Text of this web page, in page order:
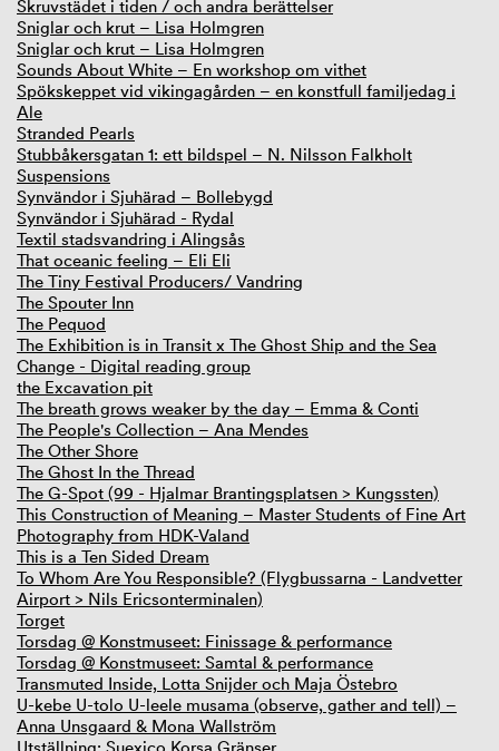
Skruvstädet i tiden / och andra berättelser
Sniglar och krut – Lisa Holmgren
Sniglar och krut – Lisa Holmgren
Sounds About White – En workshop om vithet
Spökskeppet vid vikingagården – en konstfull familjedag i
Ale
Stranded Pearls
Stubbåkersgatan 1: ett bildspel – N. Nilsson Falkholt
Suspensions
Synvändor i Sjuhärad – Bollebygd
Synvändor i Sjuhärad - Rydal
Textil stadsvandring i Alingsås
That oceanic feeling – Eli Eli
The Tiny Festival Producers/ Vandring
The Spouter Inn
The Pequod
The Exhibition is in Transit x The Ghost Ship and the Sea
Change - Digital reading group
the Excavation pit
The breath grows weaker by the day – Emma & Conti
The People's Collection – Ana Mendes
The Other Shore
The Ghost In the Thread
The G-Spot (99 - Hjalmar Brantingsplatsen > Kungssten)
This Construction of Meaning – Master Students of Fine Art
Photography from HDK-Valand
This is a Ten Sided Dream
To Whom Are You Responsible? (Flygbussarna - Landvetter
Airport > Nils Ericsonterminalen)
Torget
Torsdag @ Konstmuseet: Finissage & performance
Torsdag @ Konstmuseet: Samtal & performance
Transmuted Inside, Lotta Snijder och Maja Östebro
U-kebe U-tolo U-leele musama (observe, gather and tell) –
Anna Unsgaard & Mona Wallström